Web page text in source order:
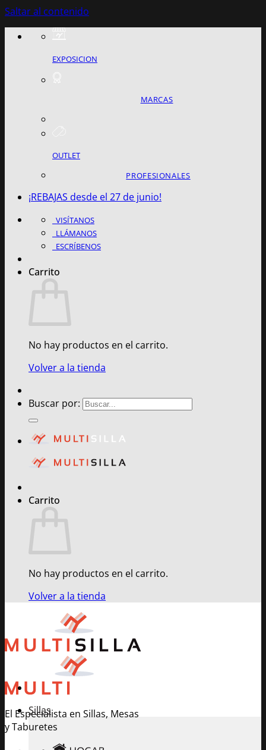
Saltar al contenido
EXPOSICION
MARCAS
OUTLET
PROFESIONALES
¡REBAJAS desde el 27 de junio!
VISÍTANOS
LLÁMANOS
ESCRÍBENOS
Carrito
No hay productos en el carrito.
Volver a la tienda
Buscar por:
Carrito
No hay productos en el carrito.
Volver a la tienda
El Especialista en Sillas, Mesas
y Taburetes
Sillas